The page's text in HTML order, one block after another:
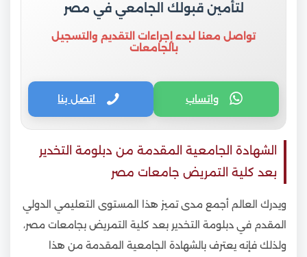
لتأمين قبولك الجامعي في مصر
تواصل معنا لبدء إجراءات التقديم والتسجيل
بالجامعات
واتساب اتصل بنا
الشهادة الجامعية المقدمة من دبلومة التخدير
بعد كلية التمريض جامعات مصر
ويدرك العالم أجمع مدى تميز هذا المستوى التعليمي الدولي
المقدم في دبلومة التخدير بعد كلية التمريض بجامعات مصر،
ولذلك فإنه يعترف بالشهادة الجامعية المقدمة من هذا